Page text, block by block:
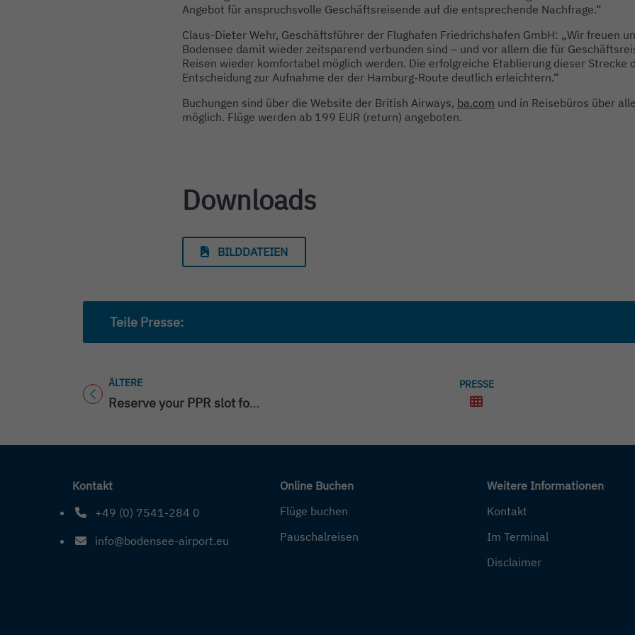
Angebot für anspruchsvolle Geschäftsreisende auf die entsprechende Nachfrage.“
Claus-Dieter Wehr, Geschäftsführer der Flughafen Friedrichshafen GmbH: „Wir freuen
Bodensee damit wieder zeitsparend verbunden sind – und vor allem die für
Reisen wieder komfortabel möglich werden. Die erfolgreiche Etablierung dieser Strecke
Entscheidung zur Aufnahme der der Hamburg-Route deutlich erleichtern.“
Buchungen sind über die Website der British Airways, ba.com und in Reisebüros über
möglich. Flüge werden ab 199 EUR (return) angeboten.
Downloads
BILDDATEIEN
Teile Presse:
ÄLTERE
Titel für Presse
Reserve your PPR slot for the AERO 2018
PRESSE
Kontakt
+49 (0) 7541-284 0
Telefonnummer: 4 9 0 7 5 4 1 2 8 4 0
info@bodensee-airport.eu
E-Mail Adresse: info@bodensee-airport.eu
Online Buchen
Flüge buchen
Pauschalreisen
Weitere Informationen
Kontakt
Im Terminal
Disclaimer